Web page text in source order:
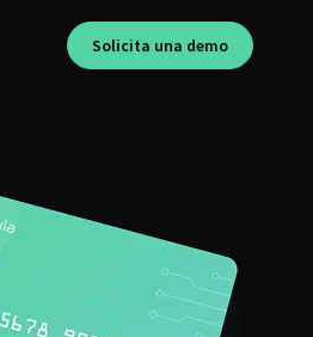
Solicita una demo